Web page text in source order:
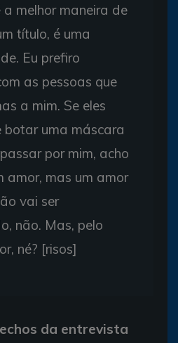
a melhor maneira de
título, é uma
Eu prefiro
as pessoas que
a mim. Se eles
botar uma máscara
por mim, acho
amor, mas um amor
vai ser
não. Mas, pelo
né? [risos]
da entrevista